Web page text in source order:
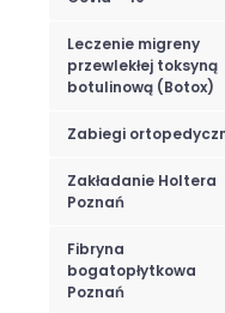
Leczenie migreny
przewlekłej toksyną
botulinową (Botox)
Zabiegi
Zakładanie Holtera
Poznań
Fibryna
bogatopłytkowa
Poznań